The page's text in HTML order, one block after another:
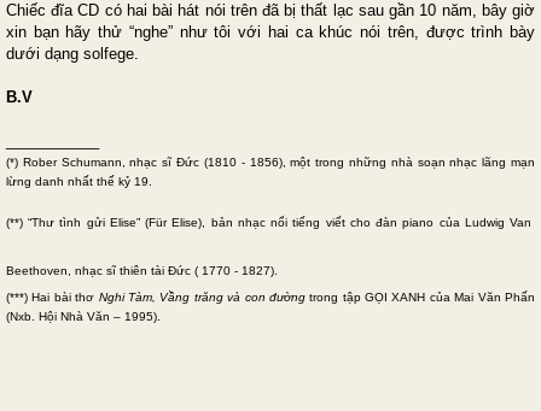
Chiếc đĩa CD có hai bài hát nói trên đã bị thất lạc sau gần 10 năm, bây giờ
xin bạn hãy thử “nghe” như tôi với hai ca khúc nói trên, được trình bày
dưới dạng solfege.
B.V
(*) Rober Schumann, nhạc sĩ Đức (1810 - 1856), một trong những nhà soạn nhạc lãng mạn
lừng danh nhất thế kỷ 19.
(**) “Thưtình gửi Elise” (Für Elise), bản nhạc nổitiếng viết cho đàn piano của Ludwig Van
Beethoven, nhạc sĩ thiên tài Đức ( 1770 - 1827).
(***) Hai bài thơ Nghi Tàm, Vầng trăng và con đườngtrong tập GỌI XANH của Mai Văn Phấn
(Nxb. Hội Nhà Văn – 1995).